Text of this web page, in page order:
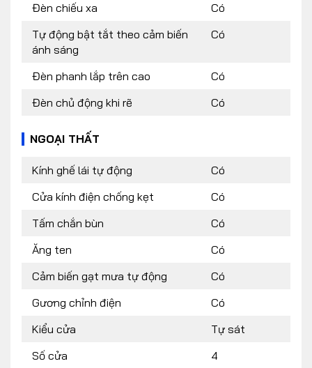
Đèn chiếu xa
Có
Tự động bật tắt theo cảm biến
ánh sáng
Có
Đèn phanh lắp trên cao
Có
Đèn chủ động khi rẽ
Có
NGOẠI THẤT
Kính ghế lái tự động
Có
Cửa kính điện chống kẹt
Có
Tấm chắn bùn
Có
Ăng ten
Có
Cảm biến gạt mưa tự động
Có
Gương chỉnh điện
Có
Kiểu cửa
Tự sát
Số cửa
4